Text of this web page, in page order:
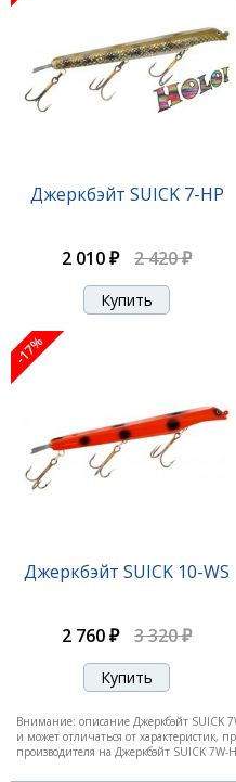
-17%
Джеркбэйт SUICK 7-HP
2 010 ₽ 2 420 ₽
-17%
Джеркбэйт SUICK 10-WS
2 760 ₽ 3 320 ₽
Внимание: описание Джеркбэйт SUICK
и может отличаться от характеристик,
производителя на Джеркбэйт SUICK 7W-